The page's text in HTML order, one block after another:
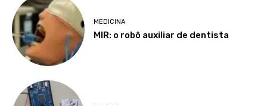
MEDICINA
MIR: o robô auxiliar de dentista